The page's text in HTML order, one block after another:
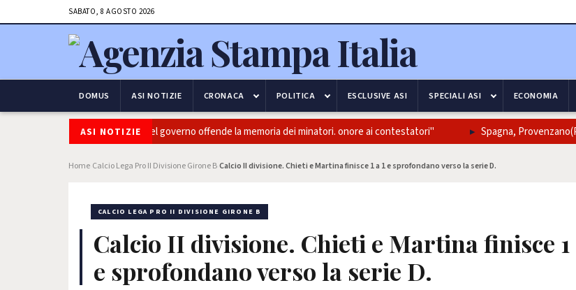
SABATO, 8 AGOSTO 2026
DOMUS ASI NOTIZIE CRONACA POLITICA ESCLUSIVE ASI SPECIALI ASI ECONOMIA
ASI NOTIZIE
(PRC): "L'Ipocrisia del governo offende la memoria dei minatori. onore ai contestatori" Spagna, Provenzano(Pd):
Home Calcio Lega Pro II Divisione Girone BCalcio II divisione. Chieti e Martina finisce 1 a 1 e sprofondano verso la serie D.
CALCIO LEGA PRO II DIVISIONE GIRONE B
Calcio II divisione. Chieti e Martina finisce 1
e sprofondano verso la serie D.